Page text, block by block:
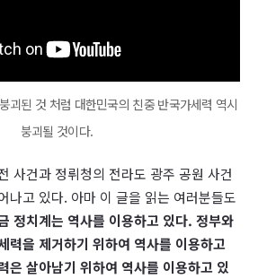
괴된 것 처럼 대한민국의 친중 반국가세력 역시
붕괴될 것이다.
사건과 정뤼청의 전라도 광주 공원 사건
나고 있다. 아마 이 글을 읽는 여러분들도
정치계는 역사를 이용하고 있다. 정부와
력을 제거하기 위하여 역사를 이용하고
은 살아남기 위하여 역사를 이용하고 있